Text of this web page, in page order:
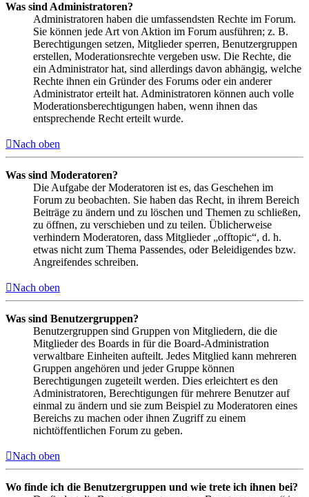
Was sind Administratoren?
Administratoren haben die umfassendsten Rechte im Forum.
Sie können jede Art von Aktion im Forum ausführen; z. B.
Berechtigungen setzen, Mitglieder sperren, Benutzergruppen
erstellen, Moderationsrechte vergeben usw. Die Rechte, die
ein Administrator hat, sind allerdings davon abhängig, welche
Rechte ihnen ein Gründer des Forums oder ein anderer
Administrator erteilt hat. Administratoren können auch volle
Moderationsberechtigungen haben, wenn ihnen das
entsprechende Recht erteilt wurde.
Nach oben
Was sind Moderatoren?
Die Aufgabe der Moderatoren ist es, das Geschehen im
Forum zu beobachten. Sie haben das Recht, in ihrem Bereich
Beiträge zu ändern und zu löschen und Themen zu schließen,
zu öffnen, zu verschieben und zu teilen. Üblicherweise
verhindern Moderatoren, dass Mitglieder „offtopic“, d. h.
etwas nicht zum Thema Passendes, oder Beleidigendes bzw.
Angreifendes schreiben.
Nach oben
Was sind Benutzergruppen?
Benutzergruppen sind Gruppen von Mitgliedern, die die
Mitglieder des Boards in für die Board-Administration
verwaltbare Einheiten aufteilt. Jedes Mitglied kann mehreren
Gruppen angehören und jeder Gruppe können
Berechtigungen zugeteilt werden. Dies erleichtert es den
Administratoren, Berechtigungen für mehrere Benutzer auf
einmal zu ändern und sie zum Beispiel zu Moderatoren eines
Bereichs zu machen oder ihnen Zugriff zu einem
nichtöffentlichen Forum zu geben.
Nach oben
Wo finde ich die Benutzergruppen und wie trete ich ihnen bei?